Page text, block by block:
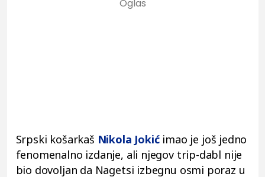
Srpski košarkaš Nikola Jokićimao je još jedno
fenomenalno izdanje, ali njegov trip-dabl nije
bio dovoljan da Nagetsi izbegnu osmi poraz u